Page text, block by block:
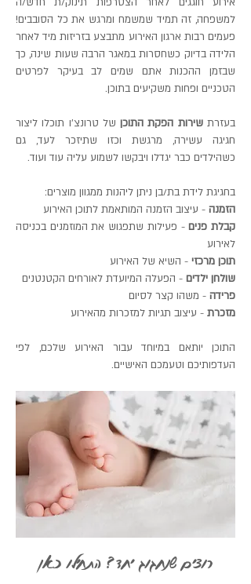
למשפחה, זה תמיד שמשמח ומרגש את כל הסובבים!
פעמים רבות ארגון האירוע מתבצע בזריזות מיד לאחר
הלידה בדיוק כשחסרות במאגר הרבה שעות שינה, כך
שבזמן ההכנות אתם שמים לב בעיקר לפרטים
הטכניים ופחות משקיעים בתוכן.
בעזרתשירות הפקת התוכןשל טרונצ'ו תוכלו ליצור
חגיגה עשירה, מרגשת וכזו שתיזכר לעד, גם
כשהילדים כבר יגדלו ויבקשו לשמוע עליה עוד ועוד.
בחגיגת לידת בת/בן ניתן ליהנות ממגוון מוצרים:
הזמנה - עיצוב הזמנה המותאמת לתוכן האירוע
קבלת פנים- פעילות שתפגוש את המוזמנים בכניסה
לאירוע
תוכן מרכזי - השיא של האירוע
שולחן ילדים - הפעלה המיועדת לאורחים הקטנטנים
פרידה - משהו קצר לסיום
מזכרת - עיצוב תגיות למזכרות מהאירוע
התוכן יותאם במיוחד עבור האירוע שלכם, לפי
העדפותיכם וטעמכם האישיים.
רוצים שנחגוג יחד? התחילו כאן